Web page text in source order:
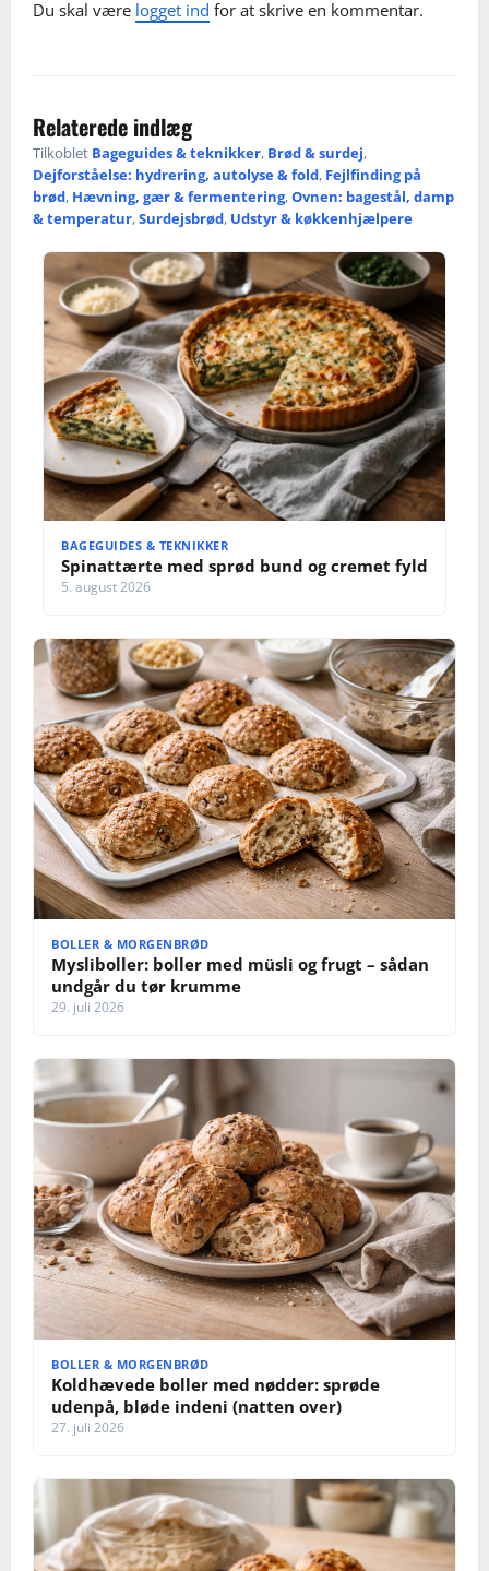
i
a
t
i
o
n
Du skal være logget ind for at skrive en kommentar.
Relaterede indlæg
Tilkoblet Bageguides & teknikker, Brød & surdej,
Dejforståelse: hydrering, autolyse & fold, Fejlfinding på
brød, Hævning, gær & fermentering,Ovnen: bagestål, damp
& temperatur,Surdejsbrød, Udstyr & køkkenhjælpere
BAGEGUIDES & TEKNIKKER
Spinattærte med sprød bund og cremet fyld
5. august 2026
BOLLER & MORGENBRØD
Mysliboller: boller med müsli og frugt – sådan
undgår du tør krumme
29. juli 2026
BOLLER & MORGENBRØD
Koldhævede boller med nødder: sprøde
udenpå, bløde indeni (natten over)
27. juli 2026